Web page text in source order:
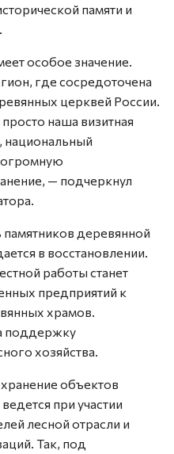
памяти и
особое значение.
где сосредоточена
церквей России.
наша визитная
национальный
огромную
— подчеркнул
памятников деревянной
в восстановлении.
работы станет
предприятий к
храмов.
поддержку
хозяйства.
объектов
при участии
лесной отрасли и
Так, под